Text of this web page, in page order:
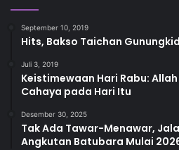
September 10, 2019
Hits, Bakso Taichan
Juli 3, 2019
Keistimewaan Hari Rabu:
Cahaya pada Hari Itu
Desember 30, 2025
Tak Ada Tawar-Menawar,
Angkutan Batubara Mulai